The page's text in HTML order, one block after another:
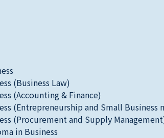
(Business Law)
(Accounting & Finance)
(Entrepreneurship and Small Business
(Procurement and Supply
in Business